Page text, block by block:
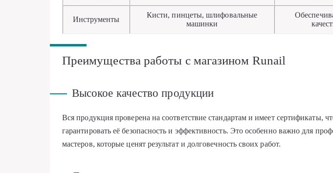
Инструменты
Кисти, пинцеты, шлифовальные
машинки
Преимущества работы с магазином Runail
Высокое качество продукции
Вся продукция проверена на соответствие стандартам и имеет сертификаты,
гарантировать её безопасность и эффективность. Это особенно важно для
мастеров, которые ценят результат и долговечность своих работ.